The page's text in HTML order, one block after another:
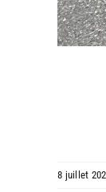
8 juillet